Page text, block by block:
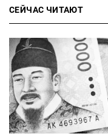
СЕЙЧАС ЧИТАЮТ